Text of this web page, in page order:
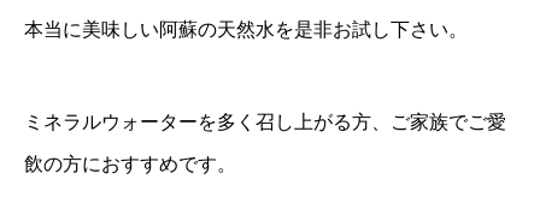
本当に美味しい阿蘇の天然水を是非お試し下さい。
ミネラルウォーターを多く召し上がる方、ご家族でご愛
飲の方におすすめです。